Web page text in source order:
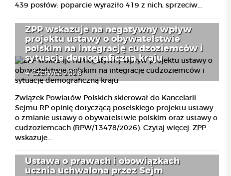
439 posłów: poparcie wyraziło 419 z nich, sprzeciw...
ZPP wskazuje na negatywny wpływ
projektu ustawy o obywatelstwie
polskim na integrację cudzoziemców i
sytuację demograficzną kraju
4 Czerwca 2026
Związek Powiatów Polskich skierował do Kancelarii
Sejmu RP opinię dotyczącą poselskiego projektu ustawy
o zmianie ustawy o obywatelstwie polskim oraz ustawy o
cudzoziemcach (RPW/13478/2026). Czytaj więcej: ZPP
wskazuje...
Ustawa o prawach i obowiązkach
ucznia uchwalona przez Sejm